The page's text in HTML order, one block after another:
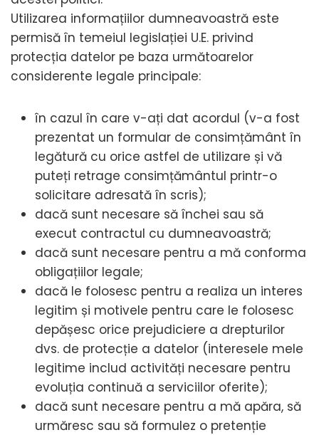
Utilizarea informațiilor dumneavoastră este
permisă în temeiul legislației U.E. privind
protecția datelor pe baza următoarelor
considerente legale principale:
în cazul în care v-ați dat acordul (v-a fost
prezentat un formular de consimțământ în
legătură cu orice astfel de utilizare și vă
puteți retrage consimțământul printr-o
solicitare adresată în scris);
dacă sunt necesare să închei sau să
execut contractul cu dumneavoastră;
dacă sunt necesare pentru a mă conforma
obligațiilor legale;
dacă le folosesc pentru a realiza un interes
legitim și motivele pentru care le folosesc
depășesc orice prejudiciere a drepturilor
dvs. de protecție a datelor (interesele mele
legitime includ activități necesare pentru
evoluția continuă a serviciilor oferite);
dacă sunt necesare pentru a mă apăra, să
urmăresc sau să formulez o pretenție